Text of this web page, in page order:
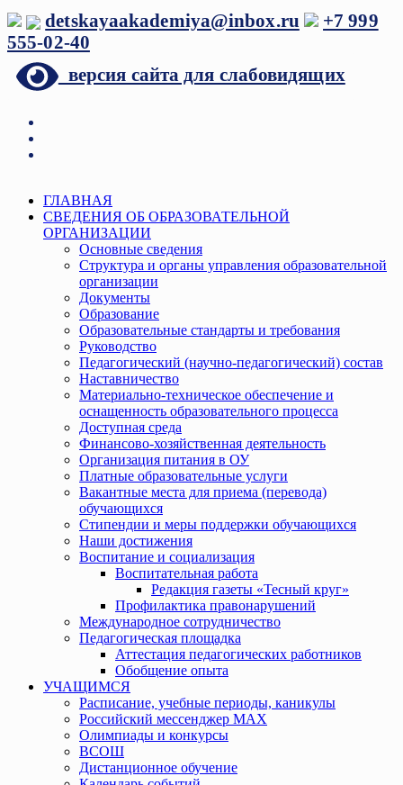
Перейти
к
содержимому
detskayaakademiya@inbox.ru
+7 999
555-02-40
версия сайта для слабовидящих
МенюГЛАВНАЯ
СВЕДЕНИЯ ОБ ОБРАЗОВАТЕЛЬНОЙ
ОРГАНИЗАЦИИ
Основные сведения
Структура и органы управления образовательной
организации
Документы
Образование
Образовательные стандарты и требования
Руководство
Педагогический (научно-педагогический) состав
Наставничество
Материально-техническое обеспечение и
оснащенность образовательного процесса
Доступная среда
Финансово-хозяйственная деятельность
Организация питания в ОУ
Платные образовательные услуги
Вакантные места для приема (перевода)
обучающихся
Стипендии и меры поддержки обучающихся
Наши достижения
Воспитание и социализация
Воспитательная работа
Редакция газеты «Тесный круг»
Профилактика правонарушений
Международное сотрудничество
Педагогическая площадка
Аттестация педагогических работников
Обобщение опыта
УЧАЩИМСЯ
Расписание, учебные периоды, каникулы
Российский мессенджер MAX
Олимпиады и конкурсы
ВСОШ
Дистанционное обучение